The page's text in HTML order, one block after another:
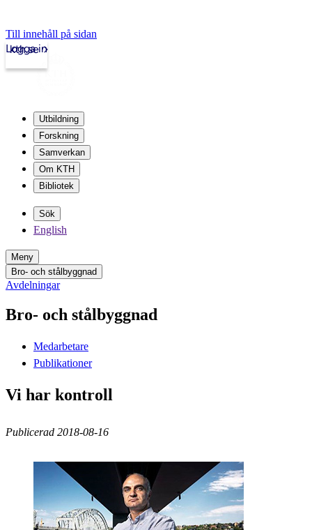
Till innehåll på sidan
kth.se
Logga in
Utbildning
Forskning
Samverkan
Om KTH
Bibliotek
Sök
English
Meny
Bro- och stålbyggnad
Avdelningar
Bro- och stålbyggnad
Medarbetare
Publikationer
Vi har kontroll
Publicerad 2018-08-16